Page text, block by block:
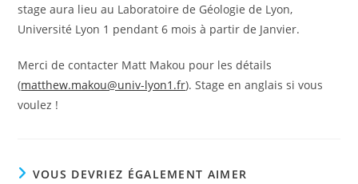
stage aura lieu au Laboratoire de Géologie de Lyon,
Université Lyon 1 pendant 6 mois à partir de Janvier.
Merci de contacter Matt Makou pour les détails
(matthew.makou@univ-lyon1.fr). Stage en anglais si vous
voulez !
VOUS DEVRIEZ ÉGALEMENT AIMER